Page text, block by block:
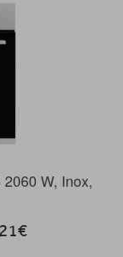
W, Inox,